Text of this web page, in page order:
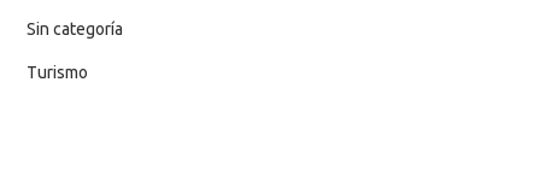
Sin categoría
Turismo